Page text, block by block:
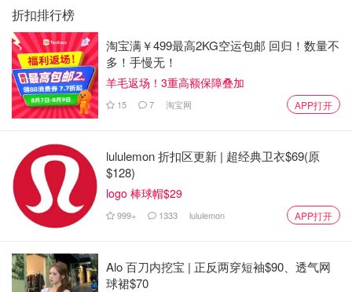
折扣排行榜
淘宝满￥499最高2KG空运包邮 回归！数量不
多！手慢无！
羊毛返场！3重高额保障叠加
15 7 淘宝网 APP打开
lululemon 折扣区更新 | 超经典卫衣$69(原
$128)
logo 棒球帽$29
999+ 1333 lululemon APP打开
Alo 百刀内挖宝 | 正反两穿短袖$90、透气网
球裙$70